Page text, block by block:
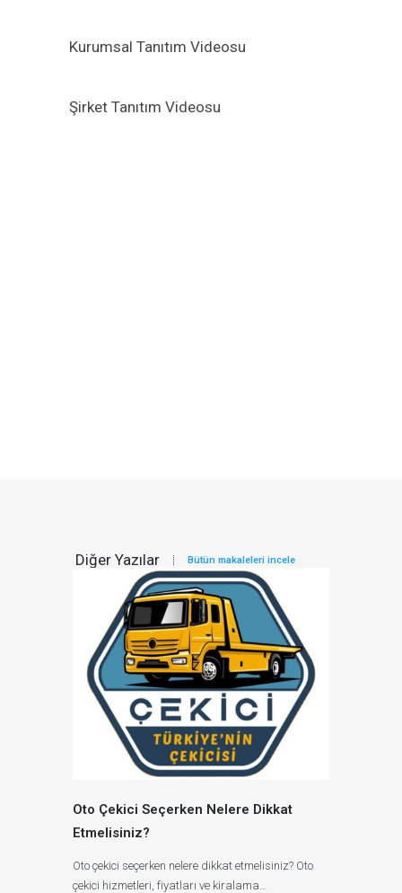
Kurumsal Tanıtım Videosu
Şirket Tanıtım Videosu
Diğer Yazılar Bütün makaleleri incele
Oto Çekici Seçerken Nelere Dikkat
Etmelisiniz?
Oto çekici seçerken nelere dikkat etmelisiniz? Oto
çekici hizmetleri, fiyatları ve kiralama…